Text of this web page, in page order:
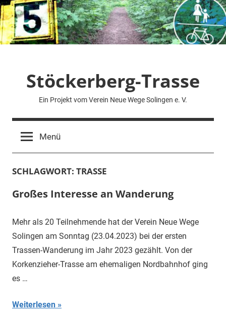
Zum
Inhalt
springen
Stöckerberg-Trasse
Ein Projekt vom Verein Neue Wege Solingen e. V.
Menü
SCHLAGWORT: TRASSE
Großes Interesse an Wanderung
Mehr als 20 Teilnehmende hat der Verein Neue Wege
Solingen am Sonntag (23.04.2023) bei der ersten
Trassen-Wanderung im Jahr 2023 gezählt. Von der
Korkenzieher-Trasse am ehemaligen Nordbahnhof ging
es …
Weiterlesen